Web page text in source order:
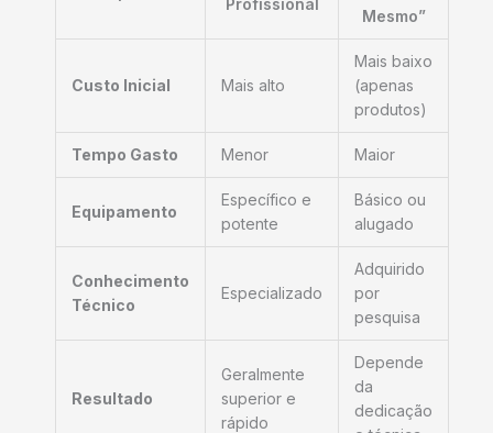
Profissional
Mesmo”
Custo Inicial Mais alto
Mais baixo
(apenas
produtos)
Tempo Gasto Menor Maior
Equipamento
Específico e
potente
Básico ou
alugado
Conhecimento
Técnico
Especializado
Adquirido
por
pesquisa
Resultado
Geralmente
superior e
rápido
Depende
da
dedicação